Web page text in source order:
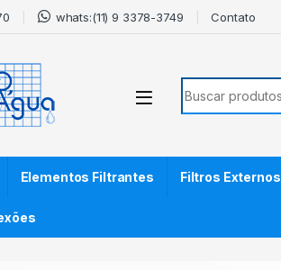
whats:(11) 9 3378-3749 Contato
Search for:
Elementos Filtrantes Filtros Externos